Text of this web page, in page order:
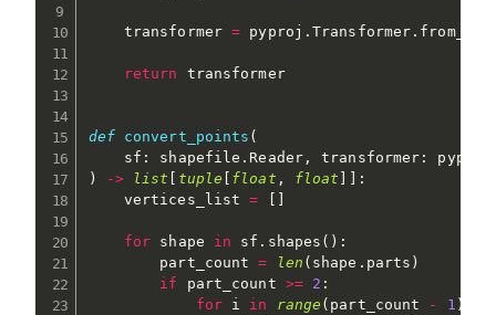
    transformer
= pyproj .Transformer . from_crs
return transformer
def convert_points (
    sf
: shapefile . Reader, transformer : pyproj
)
-> list tuple float , float
:
    vertices_list
=
for shape in sf . shapes ( ) :
        part_count
= len ( shape . parts )
if
part_count >= 2 :
for i in range ( part_count - 1 )